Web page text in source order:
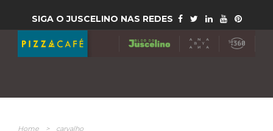
SIGA O JUSCELINO NAS REDES
Home > carvalho